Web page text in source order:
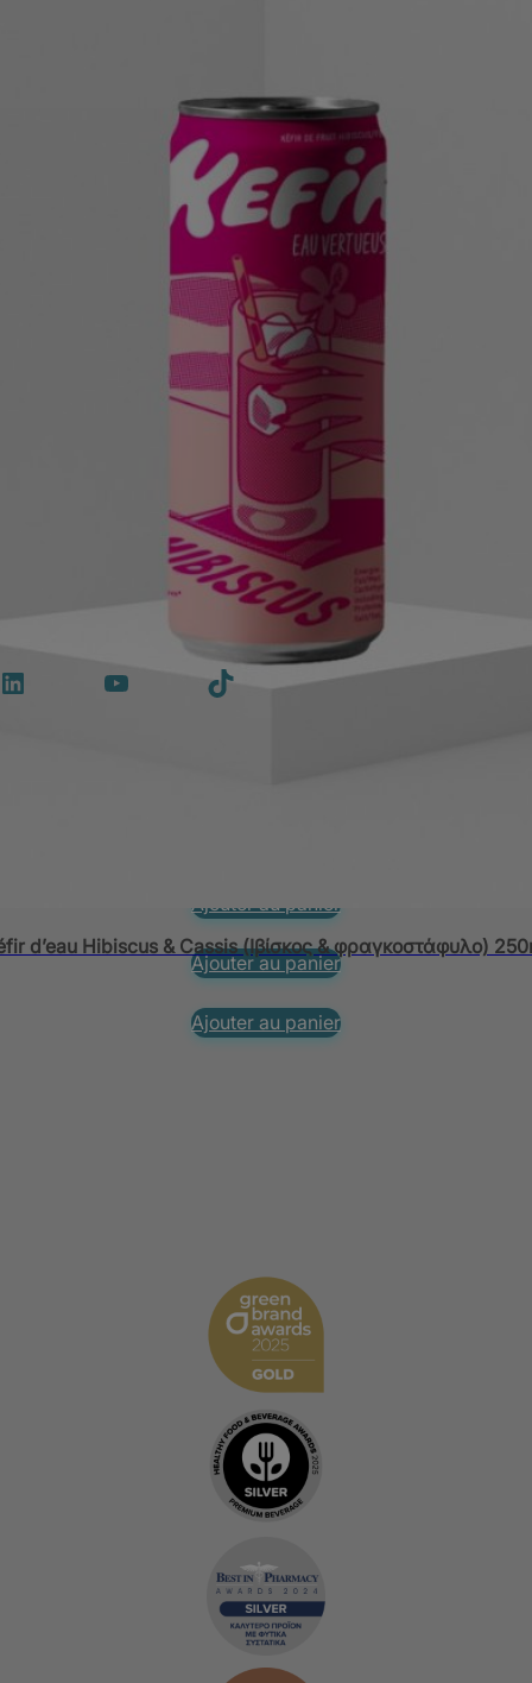
UltraWoman Special Natures’ Power 1000ml (Pour Elle)
Ajouter au panier
Aloe Vera 1000ml (100% Naturel & Enrichi en Oméga
Ajouter au panier
UltraMan Special Pouvoirs de la Nature 1000ml (Pour Lui)
Ajouter au panier
Mastic Aloe Vera 1000ml (100% Naturel & Végétal)
Ajouter au panier
Produits similaires
Ajouter au panier
Ajouter au panier
d’eau Hibiscus & Cassis (Ιβίσκος & φραγκοστάφυλο)
Ajouter au panier
TikTok